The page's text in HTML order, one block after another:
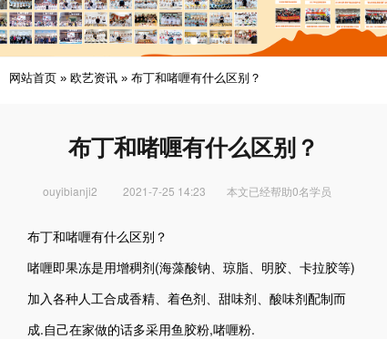
网站首页 » 欧艺资讯 » 布丁和啫喱有什么区别？
布丁和啫喱有什么区别？
ouyibianji2 2021-7-25 14:23 本文已经帮助0名学员
布丁和啫喱有什么区别？
啫喱即果冻是用增稠剂(海藻酸钠、琼脂、明胶、卡拉胶等)
加入各种人工合成香精、着色剂、甜味剂、酸味剂配制而
成.自己在家做的话多采用鱼胶粉,啫喱粉.